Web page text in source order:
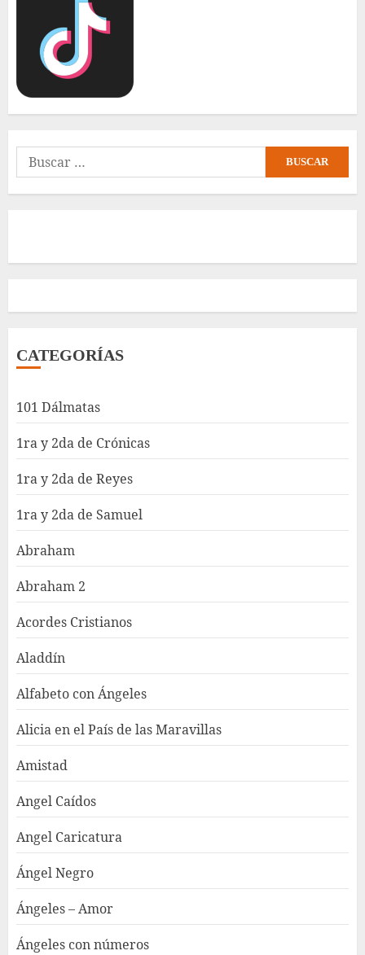
Buscar:
CATEGORÍAS
101 Dálmatas
1ra y 2da de Crónicas
1ra y 2da de Reyes
1ra y 2da de Samuel
Abraham
Abraham 2
Acordes Cristianos
Aladdín
Alfabeto con Ángeles
Alicia en el País de las Maravillas
Amistad
Angel Caídos
Angel Caricatura
Ángel Negro
Ángeles – Amor
Ángeles con números